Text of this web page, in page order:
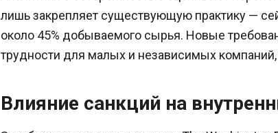
лишь закрепляет существующую практику —
около 45% добываемого сырья. Новые
трудности для малых и независимых
Влияние санкций на